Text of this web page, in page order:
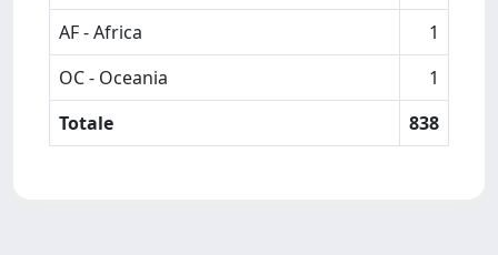
AF - Africa
1
OC - Oceania
1
Totale
838